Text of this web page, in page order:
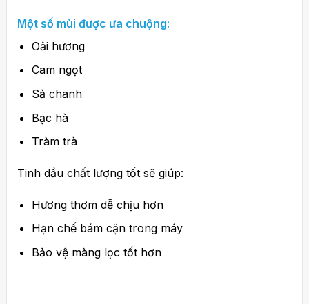
Một số mùi được ưa chuộng:
Oải hương
Cam ngọt
Sả chanh
Bạc hà
Tràm trà
Tinh dầu chất lượng tốt sẽ giúp:
Hương thơm dễ chịu hơn
Hạn chế bám cặn trong máy
Bảo vệ màng lọc tốt hơn